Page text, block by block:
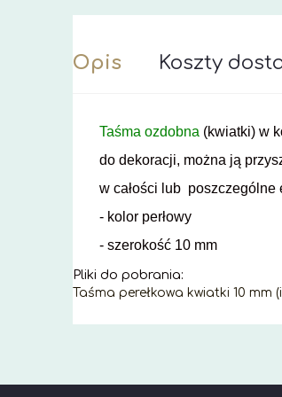
Opis Koszty
Taśma ozdobna (kwiatki) w
do dekoracji, można ją
w całości lub poszczególne
- kolor perłowy
- szerokość 10 mm
Pliki do pobrania:
Taśma perełkowa kwiatki 10 mm